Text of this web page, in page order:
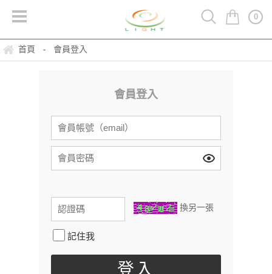
0
首頁 - 會員登入
會員登入
換另一張
記住我